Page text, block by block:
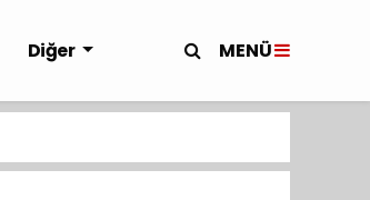
Diğer MENÜ